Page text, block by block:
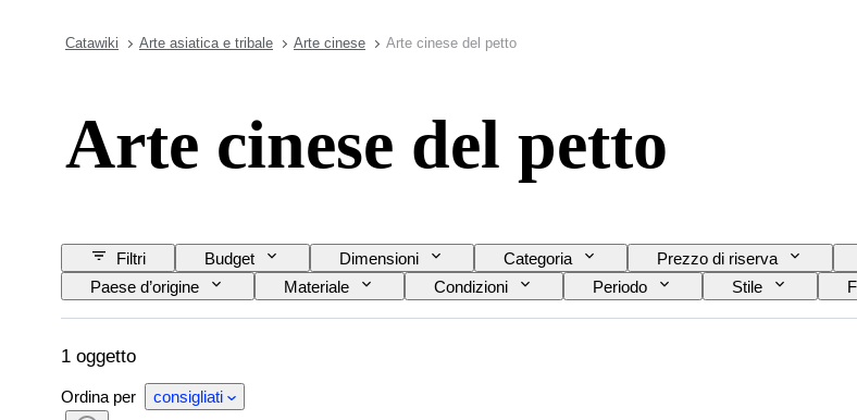
Catawiki Arte asiatica e tribale Arte cinese Arte cinese del petto
Arte cinese del petto
Filtri Budget Dimensioni Categoria Prezzo di riserva
Paese d’origine
Materiale Condizioni Periodo Stile
1 oggetto
Ordina per consigliati